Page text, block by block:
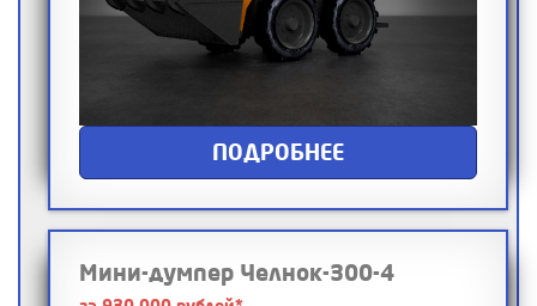
ПОДРОБНЕЕ
Мини-думпер Челнок-300-4